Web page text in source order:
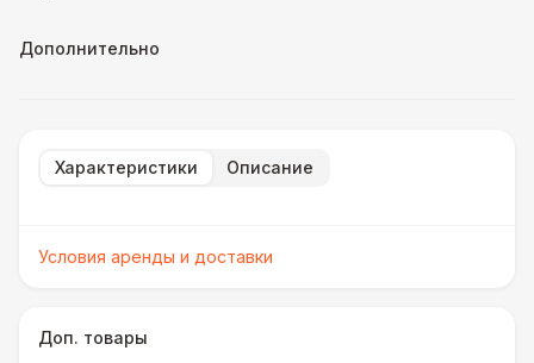
Дополнительно
Характеристики Описание
Условия аренды и доставки
Доп. товары